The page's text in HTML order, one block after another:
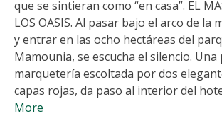
que se sintieran como “en casa”. EL
LOS OASIS. Al pasar bajo el arco de la
y entrar en las ocho hectáreas del
Mamounia, se escucha el silencio.
marquetería escoltada por dos
capas rojas, da paso al interior del
More